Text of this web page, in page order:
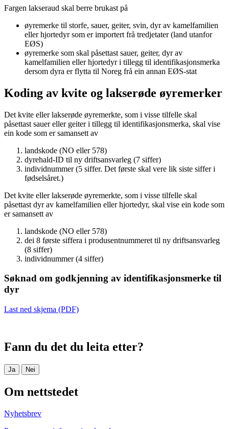
Fargen lakseraud skal berre brukast på
øyremerke til storfe, sauer, geiter, svin, dyr av kamelfamilien
eller hjortedyr som er importert frå tredjetater (land utanfor
EØS)
øyremerke som skal påsettast sauer, geiter, dyr av
kamelfamilien eller hjortedyr i tillegg til identifikasjonsmerka
dersom dyra er flytta til Noreg frå ein annan EØS-stat
Koding av kvite og lakserøde øyremerker
Det kvite eller lakserøde øyremerkte, som i visse tilfelle skal
påsettast sauer eller geiter i tillegg til identifikasjonsmerka, skal vise
ein kode som er samansett av
landskode (NO eller 578)
dyrehald-ID til ny driftsansvarleg (7 siffer)
individnummer (5 siffer. Det første skal vere lik siste siffer i
fødselsåret.)
Det kvite eller lakserøde øyremerkte, som i visse tilfelle skal
påsettast dyr av kamelfamilien eller hjortedyr, skal vise ein kode som
er samansett av
landskode (NO eller 578)
dei 8 første siffera i produsentnummeret til ny driftsansvarleg
(8 siffer)
individnummer (4 siffer)
Søknad om godkjenning av identifikasjonsmerke til
dyr
Last ned skjema (PDF)
Fann du det du leita etter?
Ja Nei
Om nettstedet
Nyhetsbrev